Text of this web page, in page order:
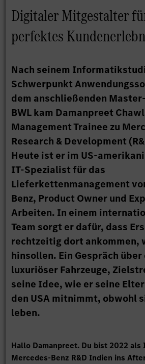
Digitaler Mitgestalter
perfektes
Nach seinem
Schwerpunkt
dem anschließenden
BWL kam Damanpreet
Management Trainee zu
Research & Development
Heute ist er im US-
IT-Spezialist für das
Lieferkettenmanagement
Benz, Product Owner und
Arbeiten. In einem
Team sorgt er dafür, dass
rechtzeitig dort ankommen,
hinsollen. Ein Gespräch
luxuriöser Fahrzeuge,
seine Idee, wie er seine
den USA mitnimmt, obwohl
leben.
Hallo Damanpreet. Du bist 2022 als
Mercedes-Benz R&D Indien ins